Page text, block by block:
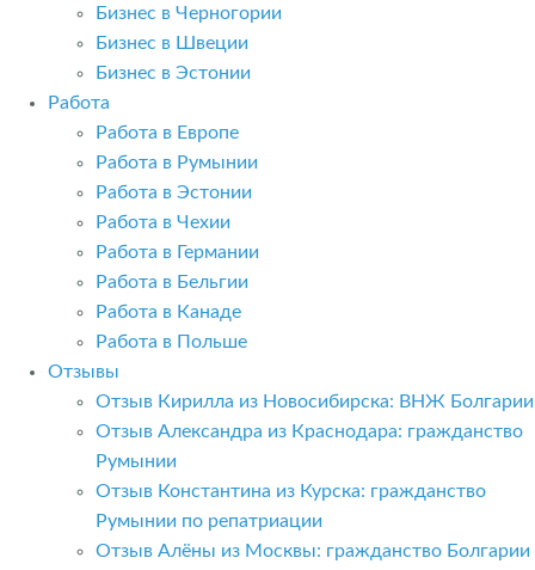
Бизнес в Черногории
Бизнес в Швеции
Бизнес в Эстонии
Работа
Работа в Европе
Работа в Румынии
Работа в Эстонии
Работа в Чехии
Работа в Германии
Работа в Бельгии
Работа в Канаде
Работа в Польше
Отзывы
Отзыв Кирилла из Новосибирска: ВНЖ Болгарии
Отзыв Александра из Краснодара: гражданство
Румынии
Отзыв Константина из Курска: гражданство
Румынии по репатриации
Отзыв Алёны из Москвы: гражданство Болгарии